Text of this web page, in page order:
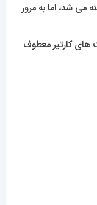
می شد، اما به مرور
های کارتیر معطوف